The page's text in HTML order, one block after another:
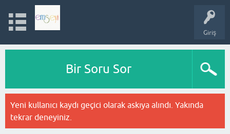
Giriş
Bir Soru Sor
Yeni kullanıcı kaydı geçici olarak askıya alındı. Yakında
tekrar deneyiniz.